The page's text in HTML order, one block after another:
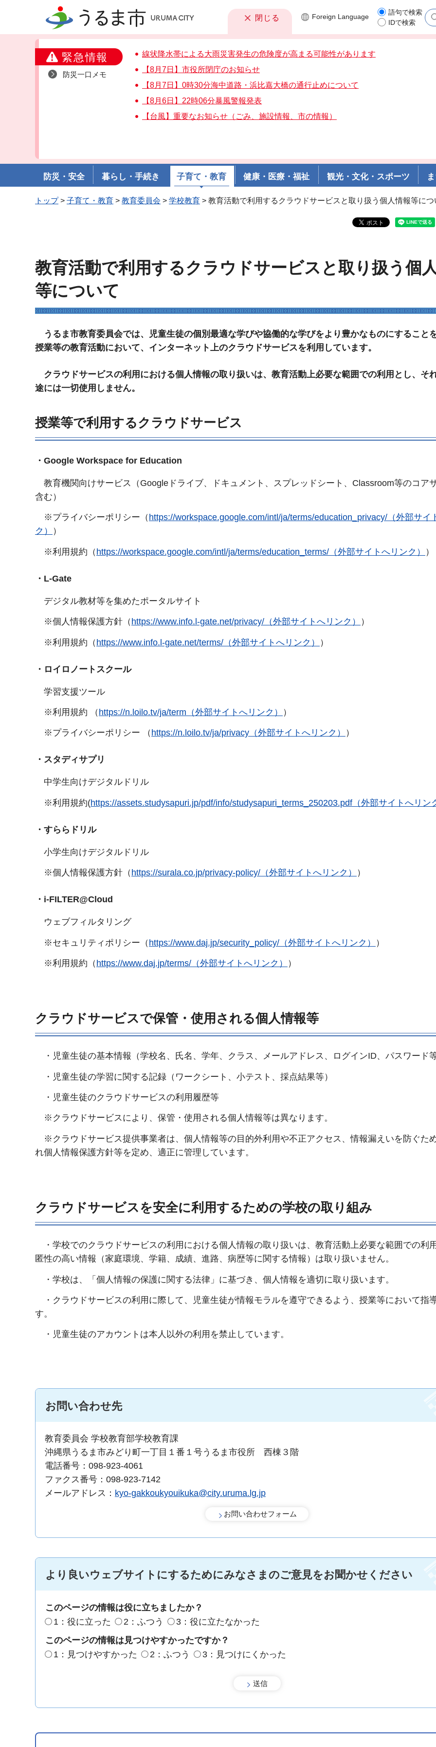
うるま市 閉じる
緊急情報
防災一口メモ
線状降水帯による大雨災害発生の危険度が高まる可能性があります
【8月7日】市役所閉庁のお知らせ
【8月7日】0時30分海中道路・浜比嘉大橋の通行止めについて
【8月6日】22時06分暴風警報発表
【台風】重要なお知らせ（ごみ、施設情報、市の情報）
Foreign Language
語句で検索
IDで検索
防災・安全 暮らし・手続き 子育て・教育 健康・医療・福祉 観光・文化・スポーツ
トップ> 子育て・教育 > 教育委員会 > 学校教育 > 教育活動で利用するクラウドサービスと取り扱う個人情報等につ
教育活動で利用するクラウドサービスと取り扱う個
等について
うるま市教育委員会では、児童生徒の個別最適な学びや協働的な学びをより豊かなものにすること
授業等の教育活動において、インターネット上のクラウドサービスを利用しています。
クラウドサービスの利用における個人情報の取り扱いは、教育活動上必要な範囲での利用とし、そ
途には一切使用しません。
授業等で利用するクラウドサービス
・Google Workspace for Education
教育機関向けサービス（Googleドライブ、ドキュメント、スプレッドシート、Classroom等のコア
含む）
※プライバシーポリシー（ https://workspace.google.com/intl/ja/terms/education_privacy/（外部サイ
ク）
）
※利用規約（ https://workspace.google.com/intl/ja/terms/education_terms/（外部サイトへリンク） ）
・L-Gate
デジタル教材等を集めたポータルサイト
※個人情報保護方針（ https://www.info.l-gate.net/privacy/（外部サイトへリンク） ）
※利用規約（ https://www.info.l-gate.net/terms/（外部サイトへリンク） ）
・ロイロノートスクール
学習支援ツール
※利用規約 （ https://n.loilo.tv/ja/term（外部サイトへリンク） ）
※プライバシーポリシー （ https://n.loilo.tv/ja/privacy（外部サイトへリンク） ）
・スタディサプリ
中学生向けデジタルドリル
※利用規約(https://assets.studysapuri.jp/pdf/info/studysapuri_terms_250203.pdf（外部サイトへリン
・すららドリル
小学生向けデジタルドリル
※個人情報保護方針（ https://surala.co.jp/privacy-policy/（外部サイトへリンク） ）
・i-FILTER@Cloud
ウェブフィルタリング
※セキュリティポリシー（ https://www.daj.jp/security_policy/（外部サイトへリンク） ）
※利用規約（ https://www.daj.jp/terms/（外部サイトへリンク） ）
クラウドサービスで保管・使用される個人情報等
・児童生徒の基本情報（学校名、氏名、学年、クラス、メールアドレス、ログインID、パスワード
・児童生徒の学習に関する記録（ワークシート、小テスト、採点結果等）
・児童生徒のクラウドサービスの利用履歴等
※クラウドサービスにより、保管・使用される個人情報等は異なります。
※クラウドサービス提供事業者は、個人情報等の目的外利用や不正アクセス、情報漏えいを防ぐた
れ個人情報保護方針等を定め、適正に管理しています。
クラウドサービスを安全に利用するための学校の取り組み
・学校でのクラウドサービスの利用における個人情報の取り扱いは、教育活動上必要な範囲での利
匿性の高い情報（家庭環境、学籍、成績、進路、病歴等に関する情報）は取り扱いません。
・学校は、「個人情報の保護に関する法律」に基づき、個人情報を適切に取り扱います。
・クラウドサービスの利用に際して、児童生徒が情報モラルを遵守できるよう、授業等において指
す。
・児童生徒のアカウントは本人以外の利用を禁止しています。
お問い合わせ先
教育委員会 学校教育部学校教育課
沖縄県うるま市みどり町一丁目１番１号うるま市役所 西棟３階
電話番号：098-923-4061
ファクス番号：098-923-7142
メールアドレス： kyo-gakkoukyouikuka@city.uruma.lg.jp
より良いウェブサイトにするためにみなさまのご意見をお聞かせください
このページの情報は役に立ちましたか？
1：役に立った
2：ふつう
3：役に立たなかった
このページの情報は見つけやすかったですか？
1：見つけやすかった
2：ふつう 3：見つけにくかった